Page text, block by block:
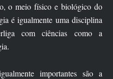
o meio físico e biológico do
é igualmente uma disciplina
com ciências como a
importantes são a